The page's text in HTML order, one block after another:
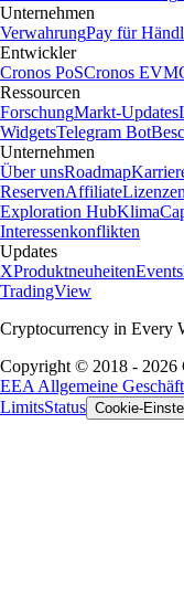
Unternehmen
VerwahrungPay für
Entwickler
Cronos PoSCronos EVM
Ressourcen
ForschungMarkt-Updates
WidgetsTelegram Bot
Unternehmen
Über unsRoadmap
ReservenAffiliate
Exploration HubKlima
Interessenkonflikten
Updates
XProduktneuheitenEvents
TradingView
Cryptocurrency in Every
Copyright © 2018 - 2026
EEA Allgemeine
LimitsStatus Cookie-